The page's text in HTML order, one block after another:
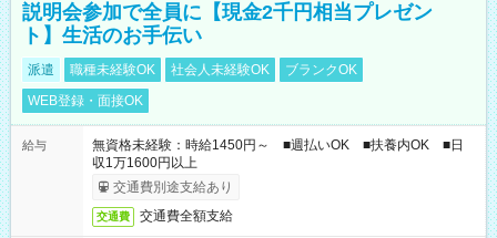
説明会参加で全員に【現金2千円相当プレゼン
ト】生活のお手伝い
派遣 職種未経験OK 社会人未経験OK
ブランクOK
WEB登録・面接OK
給与
無資格未経験：時給1450円～ ■週払いOK ■扶養内OK ■日
収1万1600円以上
交通費別途支給あり
交通費 交通費全額支給